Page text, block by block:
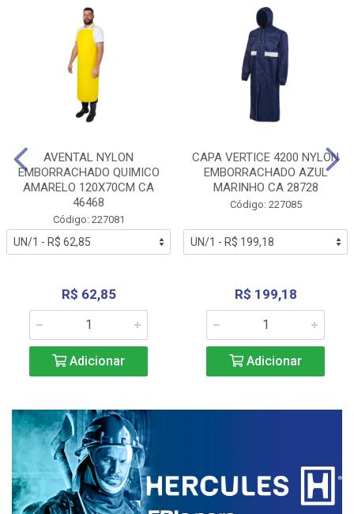
AVENTAL NYLON
EMBORRACHADO QUIMICO
AMARELO 120X70CM CA
46468
Código: 227081
R$ 62,85
Adicionar
CAPA VERTICE 4200 NYLON
EMBORRACHADO AZUL
MARINHO CA 28728
Código: 227085
R$ 199,18
Adicionar